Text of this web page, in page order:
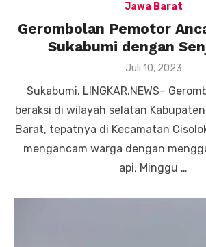
Jawa Barat
Gerombolan Pemotor
Sukabumi dengan
Posted
Juli 10, 2023
Sukabumi, LINGKAR.NEWS–
beraksi di wilayah selatan
Barat, tepatnya di Kecamatan
mengancam warga dengan
api, Minggu …